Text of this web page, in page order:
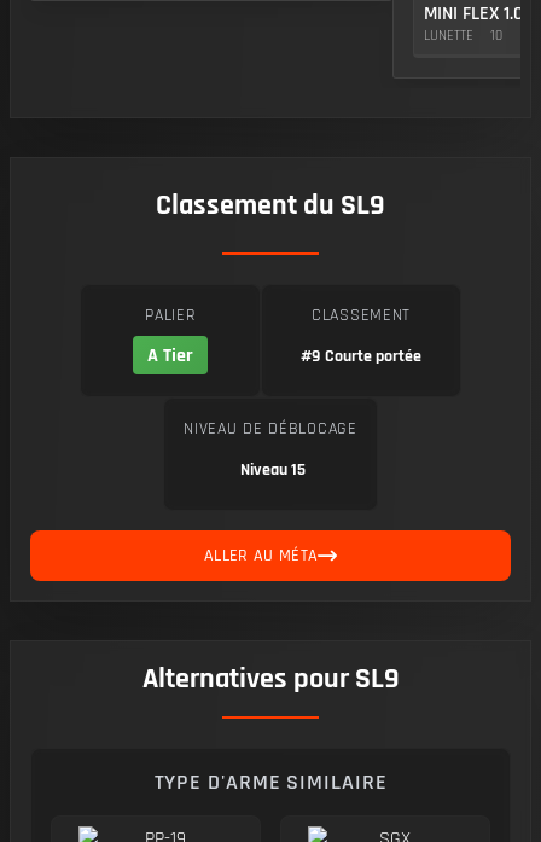
MINI FLEX 1.00X
LUNETTE 10
Classement du SL9
PALIER
A Tier
CLASSEMENT
#9 Courte portée
NIVEAU DE DÉBLOCAGE
Niveau 15
ALLER AU MÉTA
Alternatives pour SL9
TYPE D'ARME SIMILAIRE